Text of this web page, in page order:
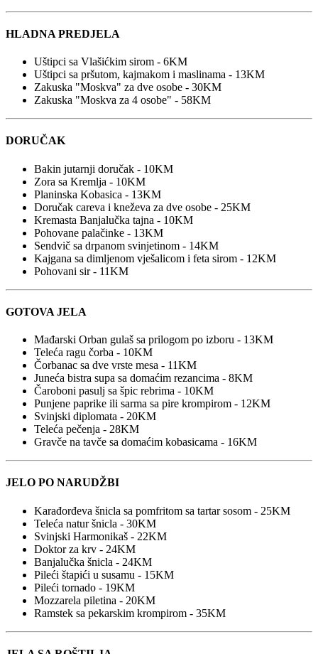
HLADNA PREDJELA
Uštipci sa Vlašićkim sirom - 6KM
Uštipci sa pršutom, kajmakom i maslinama - 13KM
Zakuska "Moskva" za dve osobe - 30KM
Zakuska "Moskva za 4 osobe" - 58KM
DORUČAK
Bakin jutarnji doručak - 10KM
Zora sa Kremlja - 10KM
Planinska Kobasica - 13KM
Doručak careva i kneževa za dve osobe - 25KM
Kremasta Banjalučka tajna - 10KM
Pohovane palačinke - 13KM
Sendvič sa drpanom svinjetinom - 14KM
Kajgana sa dimljenom vješalicom i feta sirom - 12KM
Pohovani sir - 11KM
GOTOVA JELA
Mađarski Orban gulaš sa prilogom po izboru - 13KM
Teleća ragu čorba - 10KM
Čorbanac sa dve vrste mesa - 11KM
Juneća bistra supa sa domaćim rezancima - 8KM
Čaroboni pasulj sa špic rebrima - 10KM
Punjene paprike ili sarma sa pire krompirom - 12KM
Svinjski diplomata - 20KM
Teleća pečenja - 28KM
Gravče na tavče sa domaćim kobasicama - 16KM
JELO PO NARUDŽBI
Karađorđeva šnicla sa pomfritom sa tartar sosom - 25KM
Teleća natur šnicla - 30KM
Svinjski Harmonikaš - 22KM
Doktor za krv - 24KM
Banjalučka šnicla - 24KM
Pileći štapići u susamu - 15KM
Pileći tornado - 19KM
Mozzarela piletina - 20KM
Ramstek sa pekarskim krompirom - 35KM